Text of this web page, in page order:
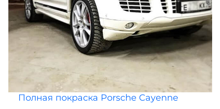
Полная покраска Porsche Cayenne